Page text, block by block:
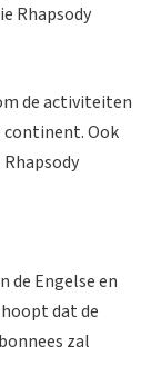
Rhapsody
de activiteiten
continent. Ook
de Engelse en
dat de
zal